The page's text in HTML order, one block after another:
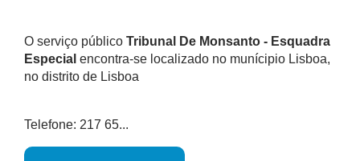
O serviço público Tribunal De Monsanto - Esquadra
Especial encontra-se localizado no munícipio Lisboa,
no distrito de Lisboa
Telefone: 217 65...